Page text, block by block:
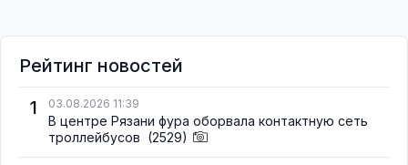
Рейтинг новостей
1
03.08.2026 11:39
В центре Рязани фура оборвала контактную сеть
троллейбусов (2529)